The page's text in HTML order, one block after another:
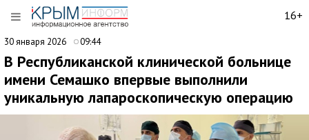
16+
30 января 2026 09:44
В Республиканской клинической больнице
имени Семашко впервые выполнили
уникальную лапароскопическую операцию